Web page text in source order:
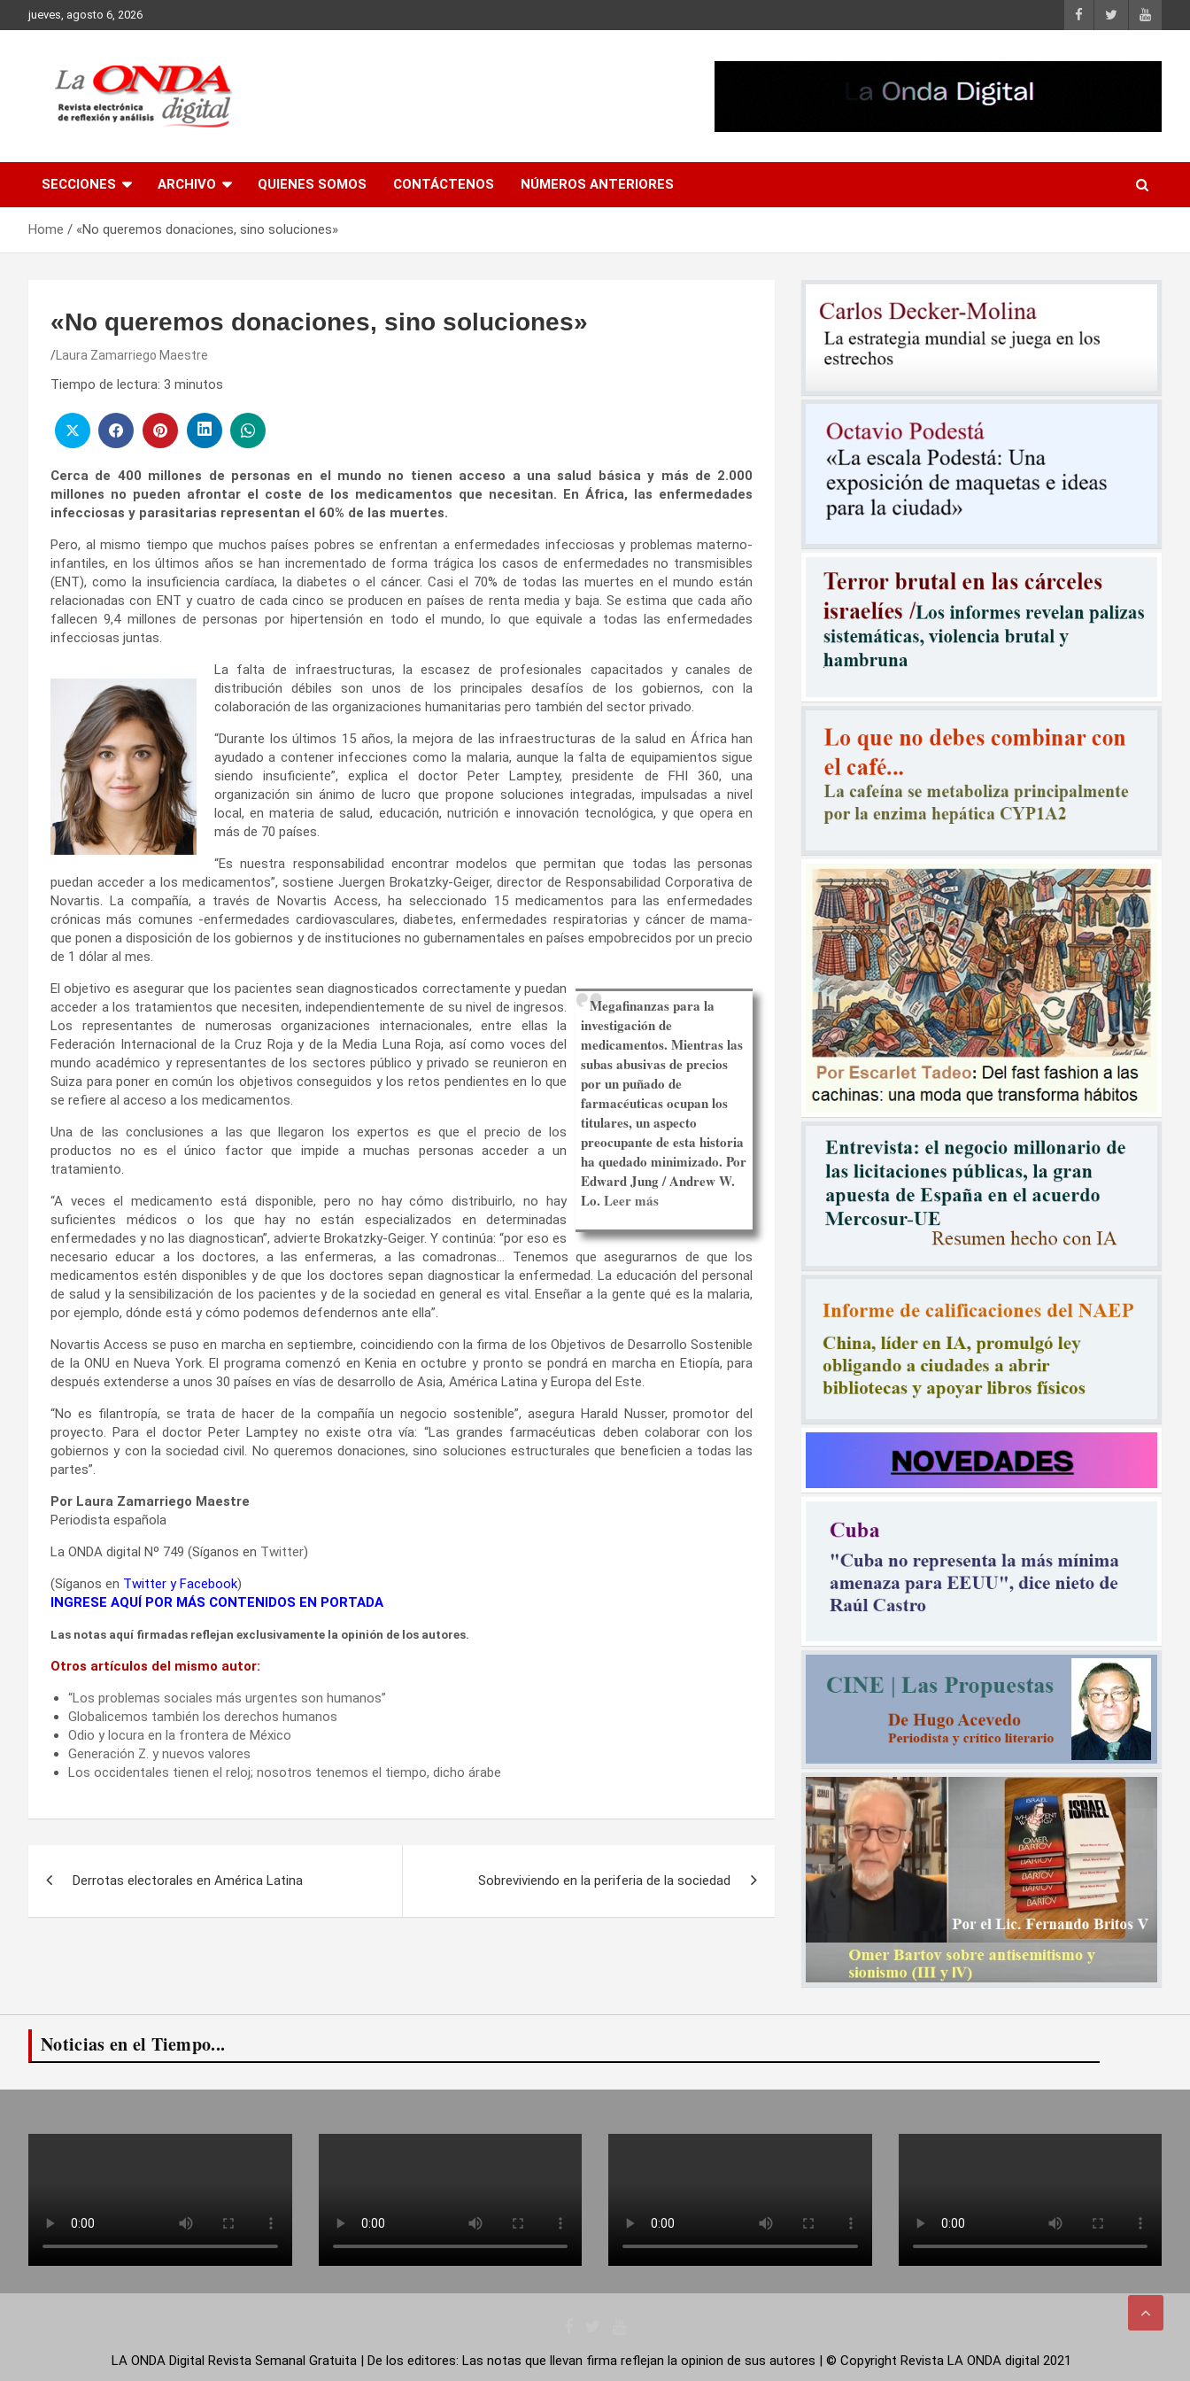
to
jueves, agosto 6, 2026
SECCIONES ARCHIVO QUIENES SOMOS CONTÁCTENOS NÚMEROS ANTERIORES
Home «No queremos donaciones, sino soluciones»
«No queremos donaciones, sino soluciones»
Laura Zamarriego Maestre
Tiempo de lectura: 3 minutos
Cerca de 400 millones de personas en el mundo no tienen acceso a una salud básica y más de 2.000
millones no pueden afrontar el coste de los medicamentos que necesitan. En África, las enfermedades
infecciosas y parasitarias representan el 60% de las muertes.
Pero, al mismo tiempo que muchos países pobres se enfrentan a enfermedades infecciosas y problemas materno-
infantiles, en los últimos años se han incrementado de forma trágica los casos de enfermedades no transmisibles
(ENT), como la insuficiencia cardíaca, la diabetes o el cáncer. Casi el 70% de todas las muertes en el mundo están
relacionadas con ENT y cuatro de cada cinco se producen en países de renta media y baja. Se estima que cada año
fallecen 9,4 millones de personas por hipertensión en todo el mundo, lo que equivale a todas las enfermedades
infecciosas juntas.
La falta de infraestructuras, la escasez de profesionales capacitados y canales de
distribución débiles son unos de los principales desafíos de los gobiernos, con la
colaboración de las organizaciones humanitarias pero también del sector privado.
“Durante los últimos 15 años, la mejora de las infraestructuras de la salud en África han
ayudado a contener infecciones como la malaria, aunque la falta de equipamientos sigue
siendo insuficiente”, explica el doctor Peter Lamptey, presidente de FHI 360, una
organización sin ánimo de lucro que propone soluciones integradas, impulsadas a nivel
local, en materia de salud, educación, nutrición e innovación tecnológica, y que opera en
más de 70 países.
“Es nuestra responsabilidad encontrar modelos que permitan que todas las personas
puedan acceder a los medicamentos”, sostiene Juergen Brokatzky-Geiger, director de Responsabilidad Corporativa de
Novartis. La compañía, a través de Novartis Access, ha seleccionado 15 medicamentos para las enfermedades
crónicas más comunes -enfermedades cardiovasculares, diabetes, enfermedades respiratorias y cáncer de mama-
que ponen a disposición de los gobiernos y de instituciones no gubernamentales en países empobrecidos por un precio
de 1 dólar al mes.
Megafinanzas para la
investigación de
medicamentos. Mientras las
subas abusivas de precios
por un puñado de
farmacéuticas ocupan los
titulares, un aspecto
preocupante de esta historia
ha quedado minimizado. Por
Edward Jung / Andrew W.
Lo.Leer más
El objetivo es asegurar que los pacientes sean diagnosticados correctamente y puedan
acceder a los tratamientos que necesiten, independientemente de su nivel de ingresos.
Los representantes de numerosas organizaciones internacionales, entre ellas la
Federación Internacional de la Cruz Roja y de la Media Luna Roja, así como voces del
mundo académico y representantes de los sectores público y privado se reunieron en
Suiza para poner en común los objetivos conseguidos y los retos pendientes en lo que
se refiere al acceso a los medicamentos.
Una de las conclusiones a las que llegaron los expertos es que el precio de los
productos no es el único factor que impide a muchas personas acceder a un
tratamiento.
“A veces el medicamento está disponible, pero no hay cómo distribuirlo, no hay
suficientes médicos o los que hay no están especializados en determinadas
enfermedades y no las diagnostican”, advierte Brokatzky-Geiger. Y continúa: “por eso es
necesario educar a los doctores, a las enfermeras, a las comadronas… Tenemos que asegurarnos de que los
medicamentos estén disponibles y de que los doctores sepan diagnosticar la enfermedad. La educación del personal
de salud y la sensibilización de los pacientes y de la sociedad en general es vital. Enseñar a la gente qué es la malaria,
por ejemplo, dónde está y cómo podemos defendernos ante ella”.
Novartis Access se puso en marcha en septiembre, coincidiendo con la firma de los Objetivos de Desarrollo Sostenible
de la ONU en Nueva York. El programa comenzó en Kenia en octubre y pronto se pondrá en marcha en Etiopía, para
después extenderse a unos 30 países en vías de desarrollo de Asia, América Latina y Europa del Este.
“No es filantropía, se trata de hacer de la compañía un negocio sostenible”, asegura Harald Nusser, promotor del
proyecto. Para el doctor Peter Lamptey no existe otra vía: “Las grandes farmacéuticas deben colaborar con los
gobiernos y con la sociedad civil. No queremos donaciones, sino soluciones estructurales que beneficien a todas las
partes”.
Por Laura Zamarriego Maestre
Periodista española
La ONDA digital Nº 749 (Síganos en Twitter)
(Síganos en Twitter yFacebook)
INGRESE AQUÍ POR MÁS CONTENIDOS EN PORTADA
Las notas aquí firmadas reflejan exclusivamente la opinión de los autores.
Otros artículos del mismo autor:
“Los problemas sociales más urgentes son humanos”
Globalicemos también los derechos humanos
Odio y locura en la frontera de México
Generación Z. y nuevos valores
Los occidentales tienen el reloj; nosotros tenemos el tiempo, dicho árabe
Derrotas electorales en América Latina Sobreviviendo en la periferia de la sociedad
Noticias en el Tiempo...
LA ONDA Digital Revista Semanal Gratuita | De los editores: Las notas que llevan firma reflejan la opinion de sus autores | © Copyright Revista LA ONDA digital 2021